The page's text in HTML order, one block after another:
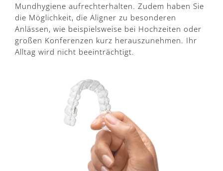
Mundhygiene aufrechterhalten. Zudem haben Sie
die Möglichkeit, die Aligner zu besonderen
Anlässen, wie beispielsweise bei Hochzeiten oder
großen Konferenzen kurz herauszunehmen. Ihr
Alltag wird nicht beeinträchtigt.